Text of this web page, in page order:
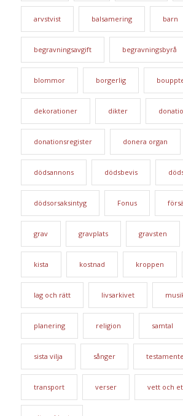
arvstvist balsamering barn
begravningsavgift begravningsbyrå
blommor borgerlig
dekorationer dikter
donationsregister donera organ
dödsannons dödsbevis
dödsorsaksintyg Fonus
grav gravplats gravsten
kista kostnad kroppen
lag och rätt livsarkivet
planering religion samtal
sista vilja sånger testamente
transport verser vett och